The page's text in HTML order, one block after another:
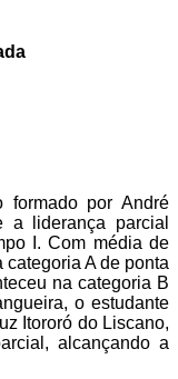
por André
a liderança parcial
I. Com média de
A de ponta
na categoria B
o estudante
Itororó do Liscano,
alcançando a